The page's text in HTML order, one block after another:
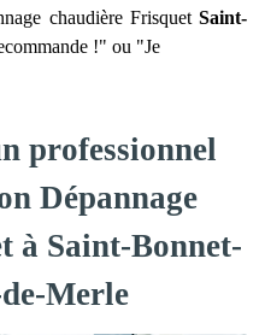
chaudière Frisquet Saint-
!" ou "Je
professionnel
Dépannage
à Saint-Bonnet-
Merle